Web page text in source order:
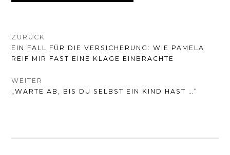
BEITRAGSNAVIGATION
ZURÜCK
VORHERIGER
BEITRAG:
EIN FALL FÜR DIE VERSICHERUNG: WIE PAMELA
REIF MIR FAST EINE KLAGE EINBRACHTE
WEITER
NÄCHSTER
„WARTE AB, BIS DU SELBST EIN KIND HAST …“